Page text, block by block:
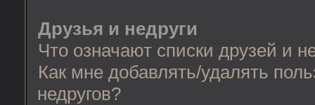
Друзья и недруги
Что означают списки друзей и
Как мне добавлять/удалять
недругов?